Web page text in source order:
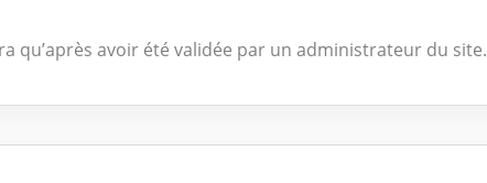
qu’après avoir été validée par un administrateur du site.